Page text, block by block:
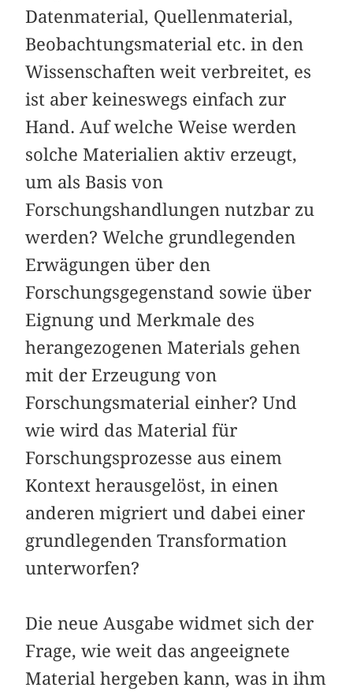
Datenmaterial, Quellenmaterial,
Beobachtungsmaterial etc. in den
Wissenschaften weit verbreitet, es
ist aber keineswegs einfach zur
Hand. Auf welche Weise werden
solche Materialien aktiv erzeugt,
um als Basis von
Forschungshandlungen nutzbar zu
werden? Welche grundlegenden
Erwägungen über den
Forschungsgegenstand sowie über
Eignung und Merkmale des
herangezogenen Materials gehen
mit der Erzeugung von
Forschungsmaterial einher? Und
wie wird das Material für
Forschungsprozesse aus einem
Kontext herausgelöst, in einen
anderen migriert und dabei einer
grundlegenden Transformation
unterworfen?
Die neue Ausgabe widmet sich der
Frage, wie weit das angeeignete
Material hergeben kann, was in ihm